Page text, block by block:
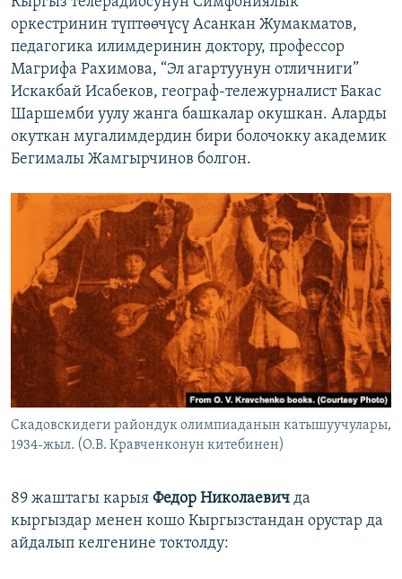
оркестринин түптөөчүсү Асанкан Жумакматов,
педагогика илимдеринин доктору, профессор
Магрифа Рахимова, “Эл агартуунун отличниги”
Искакбай Исабеков, географ-тележурналист Бакас
Шаршемби уулу жанга башкалар окушкан. Аларды
окуткан мугалимдердин бири болочокку академик
Бегималы Жамгырчинов болгон.
Cкадовскидеги райондук олимпиаданын катышуучулары,
1934-жыл. (О.В. Кравченконун китебинен)
​89 жаштагы карыя Федор Николаевич да
кыргыздар менен кошо Кыргызстандан орустар да
айдалып келгенине токтолду: